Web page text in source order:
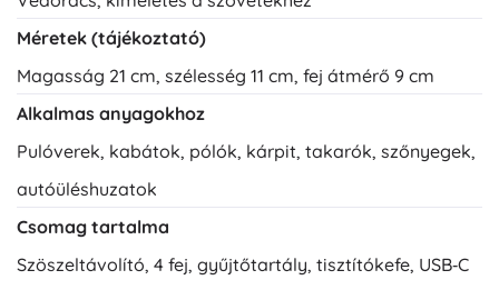
Méretek (tájékoztató)
Magasság 21 cm, szélesség 11 cm, fej átmérő 9 cm
Alkalmas anyagokhoz
Pulóverek, kabátok, pólók, kárpit, takarók, szőnyegek,
autóüléshuzatok
Csomag tartalma
Szöszeltávolító, 4 fej, gyűjtőtartály, tisztítókefe, USB‑C